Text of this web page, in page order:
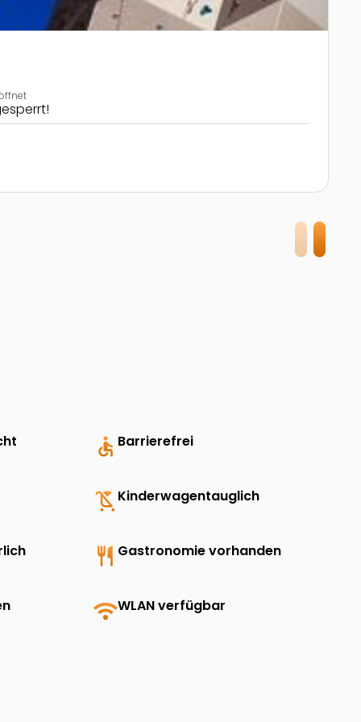
accessible Barrierefrei
child_friendly Kinderwagentauglich
restaurant Gastronomie vorhanden
wifiWLAN verfügbar